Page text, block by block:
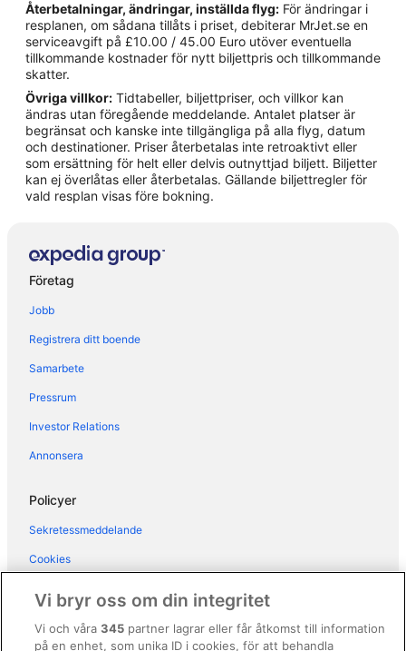
Hotell i Opatija
Hotell i Podgora
Hotell i Primosten
Hotell i Rijeka
Hotell i Rovinj
Hotell i Split
Hotell i Trogir
Hotell i Tucepi
Hotell i Zagreb
Hotell i Istrien
Hotell i Sibenik-Knin
Hotell i Virovitica-Podravina
Hotell i Zadar
Hotell i Zagrebs kommun
Återbetalningar, ändringar, inställda flyg: För ändringar i
resplanen, om sådana tillåts i priset, debiterar MrJet.se en
serviceavgift på £10.00 / 45.00 Euro utöver eventuella
tillkommande kostnader för nytt biljettpris och tillkommande
skatter.
Övriga villkor: Tidtabeller, biljettpriser, och villkor kan
ändras utan föregående meddelande. Antalet platser är
begränsat och kanske inte tillgängliga på alla flyg, datum
och destinationer. Priser återbetalas inte retroaktivt eller
som ersättning för helt eller delvis outnyttjad biljett. Biljetter
kan ej överlåtas eller återbetalas. Gällande biljettregler för
vald resplan visas före bokning.
Företag
Jobb
Registrera ditt boende
Samarbete
Pressrum
Investor Relations
Annonsera
Policyer
Sekretessmeddelande
Cookies
Regler och villkor för Vrbo
Vi bryr oss om din integritet
Vi och våra345 partner lagrar eller får åtkomst till information
på en enhet, som unika ID i cookies, för att behandla